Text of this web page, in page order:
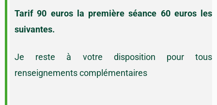
Tarif 90 euros la première séance 60 euros les
suivantes.
Je reste à votre disposition pour tous
renseignements complémentaires